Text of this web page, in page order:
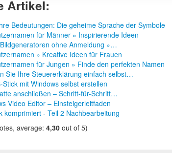
Artikel:
Bedeutungen: Die geheime Sprache der Symbole
für Männer » Inspirierende Ideen
ohne Anmeldung »…
» Kreative Ideen für Frauen
für Jungen » Finde den perfekten Namen
Sie Ihre Steuererklärung einfach selbst…
Stick mit Windows selbst erstellen
anschließen – Schritt-für-Schritt…
Video Editor – Einsteigerleitfaden
komprimiert - Teil 2 Nachbearbeitung
average: 4,30 out of 5)